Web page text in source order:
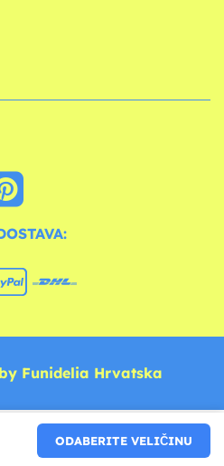
ODABERITE VELIČINU
Funidelia Hrvatska